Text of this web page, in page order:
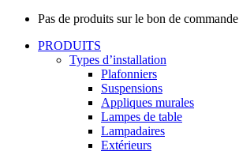
Pas de produits sur le bon de commande
PRODUITS
Types d’installation
Plafonniers
Suspensions
Appliques murales
Lampes de table
Lampadaires
Extérieurs